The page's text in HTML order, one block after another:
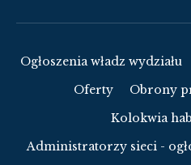
Ogłoszenia władz wydziału
Oferty
Obrony
Kolokwia
Administratorzy sieci -